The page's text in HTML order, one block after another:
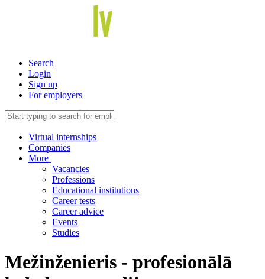
Search
Login
Sign up
For employers
Virtual internships
Companies
More
Vacancies
Professions
Educational institutions
Career tests
Career advice
Events
Studies
Mežinženieris - profesionālā